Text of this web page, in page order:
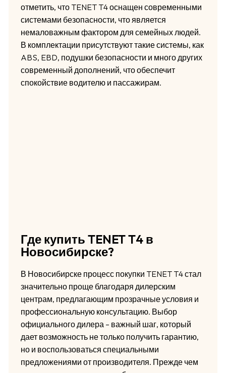
отметить, что TENET T4 оснащен современными
системами безопасности, что является
немаловажным фактором для семейных людей.
В комплектации присутствуют такие системы, как
ABS, EBD, подушки безопасности и много других
современный дополнений, что обеспечит
спокойствие водителю и пассажирам.
Где купить TENET T4 в
Новосибирске?
В Новосибирске процесс покупки TENET T4 стал
значительно проще благодаря дилерским
центрам, предлагающим прозрачные условия и
профессиональную консультацию. Выбор
официального дилера – важный шаг, который
дает возможность не только получить гарантию,
но и воспользоваться специальными
предложениями от производителя. Прежде чем